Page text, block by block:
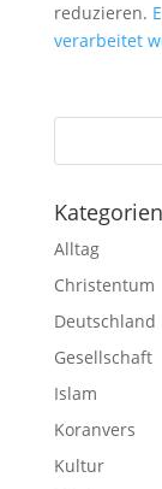
reduzieren.
verarbeitet
Kategorien
Alltag
Christentum
Deutschland
Gesellschaft
Islam
Koranvers
Kultur